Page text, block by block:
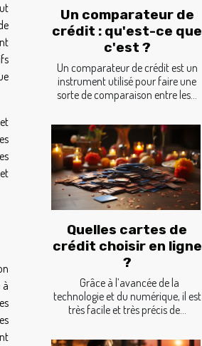
à
Un comparateur de
crédit : qu'est-ce que
c'est ?
Un comparateur de crédit est un
instrument utilisé pour faire une
sorte de comparaison entre les...
Quelles cartes de
crédit choisir en ligne
?
Grâce à l’avancée de la
technologie et du numérique, il est
très facile et très précis de...